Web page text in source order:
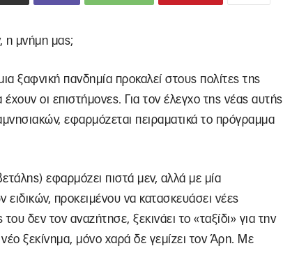
η μνήμη μας;
ξαφνική πανδημία προκαλεί στους πολίτες της
οι επιστήμονες. Για τον έλεγχο της νέας αυτής
εφαρμόζεται πειραματικά το πρόγραμμα
εφαρμόζει πιστά μεν, αλλά με μία
ειδικών, προκειμένου να κατασκευάσει νέες
δεν τον αναζήτησε, ξεκινάει το «ταξίδι» για την
ξεκίνημα, μόνο χαρά δε γεμίζει τον Άρη. Με